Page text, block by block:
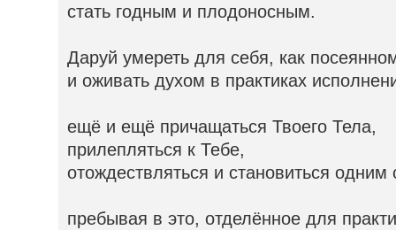
стать годным и плодоносным.
Даруй умереть для себя, как
и оживать духом в практиках
ещё и ещё причащаться Твоего Тела,
прилепляться к Тебе,
отождествляться и становиться одним
пребывая в это, отделённое для